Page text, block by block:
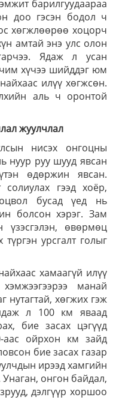
барилгуудаараа
доо гэсэн бодол ч
хөгжлөөрөө хоцорч
амтай энэ улс олон
Ядаж л усан
хүчээ шийддэг юм
илүү хөгжсөн.
аль ч оронтой
жуулчлал
нисэх онгоцны
нуур руу шууд явсан
өдөржин явсан.
гээд хоёр,
бусад үед нь
болсон хэрэг. Зам
үзэсгэлэн, өвөрмөц
урсгалт голыг
хамаагүй илүү
манай
нутагтай, хөгжих гэж
л 100 км яваад
бие засах цэгүүд
ойрхон км зайд
бие засах газар
ирээд хамгийн
Унаган, онгон байдал,
дэлгүүр хоршоо